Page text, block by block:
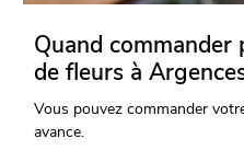
Quand commander
de fleurs à
Vous pouvez commander
avance.